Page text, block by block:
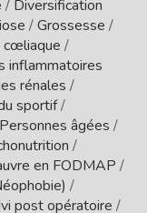
/ Diversification
/Grossesse /
cœliaque /
inflammatoires
rénales /
sportif/
Personnes âgées /
/
en FODMAP /
/
post opératoire /